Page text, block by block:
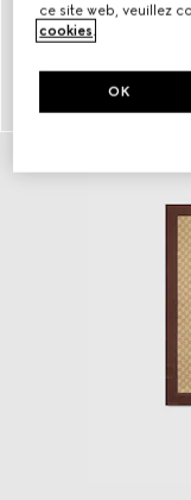
ce site web, veuillez
cookies.
OK